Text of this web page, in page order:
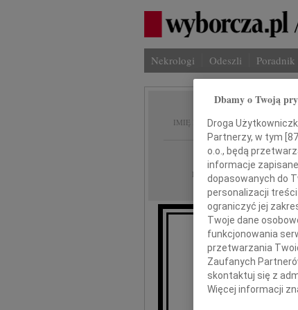
Nekrologi Odeszli
IMIĘ I NAZWISKO:
REGION: Bydgoszcz
DATA EMISJI: 30.12.2025
Z
Dbamy o Twoją
Droga
Partnerzy, w tym [
o.o., będą
informacje
dopasowanych do
personalizacji
ograniczyć jej
Twoje dane
funkcjonowania
przetwarzania
Zaufanych
skontaktuj się z
Więcej informacji